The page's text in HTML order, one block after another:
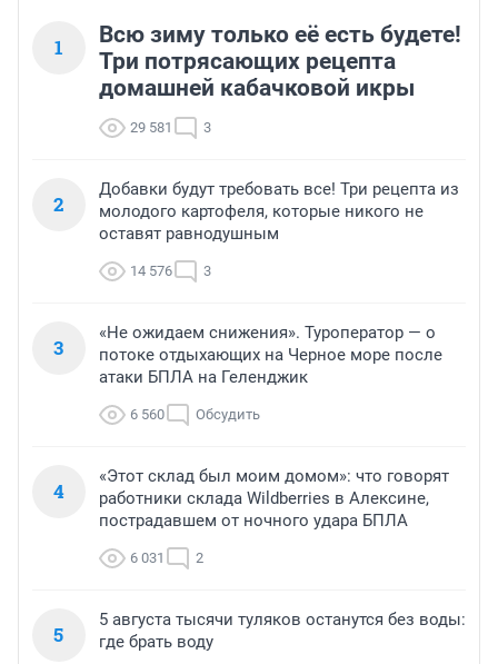
1
Всю зиму только её есть будете!
Три потрясающих рецепта
домашней кабачковой икры
29 581 3
2
Добавки будут требовать все! Три рецепта из
молодого картофеля, которые никого не
оставят равнодушным
14 576 3
3
«Не ожидаем снижения». Туроператор — о
потоке отдыхающих на Черное море после
атаки БПЛА на Геленджик
6 560 Обсудить
4
«Этот склад был моим домом»: что говорят
работники склада Wildberries в Алексине,
пострадавшем от ночного удара БПЛА
6 031 2
5
5 августа тысячи туляков останутся без воды:
где брать воду